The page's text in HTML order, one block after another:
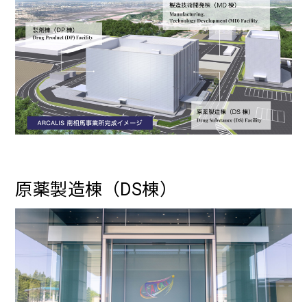
原薬製造棟（DS棟）